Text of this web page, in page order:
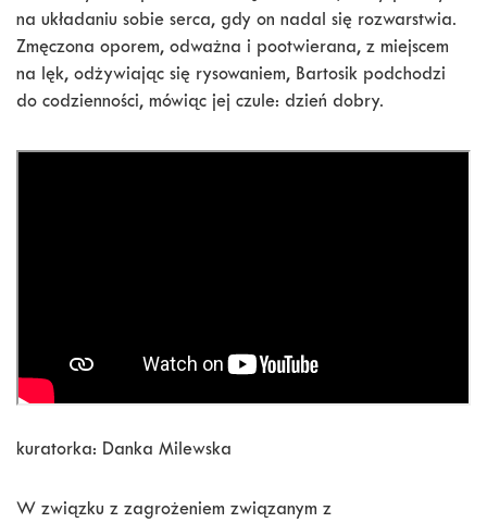
na układaniu sobie serca, gdy on nadal się rozwarstwia.
Zmęczona oporem, odważna i pootwierana, z miejscem
na lęk, odżywiając się rysowaniem, Bartosik podchodzi
do codzienności, mówiąc jej czule: dzień dobry.
kuratorka: Danka Milewska
W związku z zagrożeniem związanym z